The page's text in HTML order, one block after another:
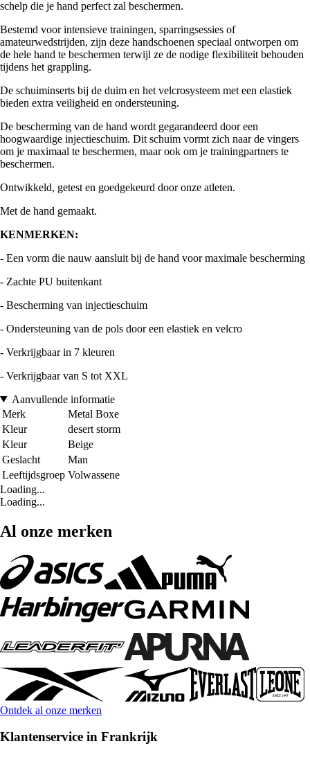
schelp die je hand perfect zal beschermen.
Bestemd voor intensieve trainingen, sparringsessies of
amateurwedstrijden, zijn deze handschoenen speciaal ontworpen om
de hele hand te beschermen terwijl ze de nodige flexibiliteit behouden
tijdens het grappling.
De schuiminserts bij de duim en het velcrosysteem met een elastiek
bieden extra veiligheid en ondersteuning.
De bescherming van de hand wordt gegarandeerd door een
hoogwaardige injectieschuim. Dit schuim vormt zich naar de vingers
om je maximaal te beschermen, maar ook om je trainingpartners te
beschermen.
Ontwikkeld, getest en goedgekeurd door onze atleten.
Met de hand gemaakt.
KENMERKEN:
- Een vorm die nauw aansluit bij de hand voor maximale bescherming
- Zachte PU buitenkant
- Bescherming van injectieschuim
- Ondersteuning van de pols door een elastiek en velcro
- Verkrijgbaar in 7 kleuren
- Verkrijgbaar van S tot XXL
Aanvullende informatie
Merk
Metal Boxe
Kleur
desert storm
Kleur
Beige
Geslacht
Man
Leeftijdsgroep Volwassene
Loading...
Loading...
Al onze merken
Ontdek al onze merken
Klantenservice in Frankrijk